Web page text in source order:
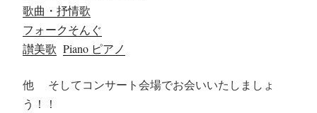
歌曲・抒情歌
フォークそんぐ
讃美歌 Piano ピアノ
他 そしてコンサート会場でお会いいたしましょ
う！！